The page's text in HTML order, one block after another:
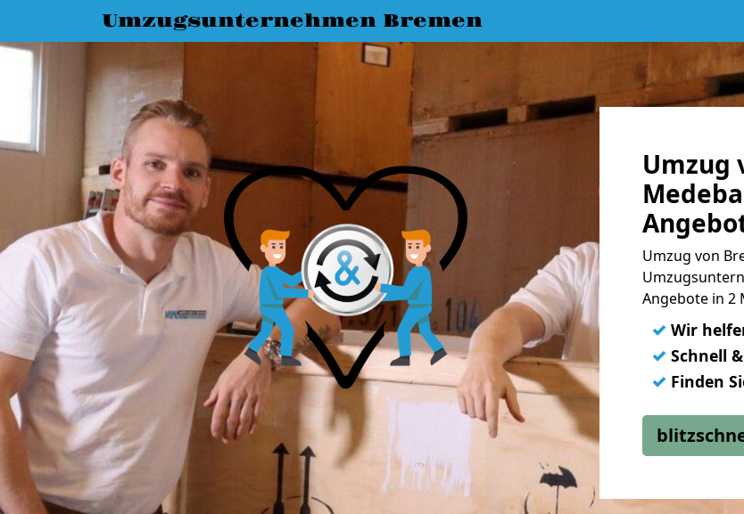
Umzugsunternehmen Bremen
Umzug
Umzug von
Angebote in 2
✓ Wir
✓ Schnell
✓ Finden